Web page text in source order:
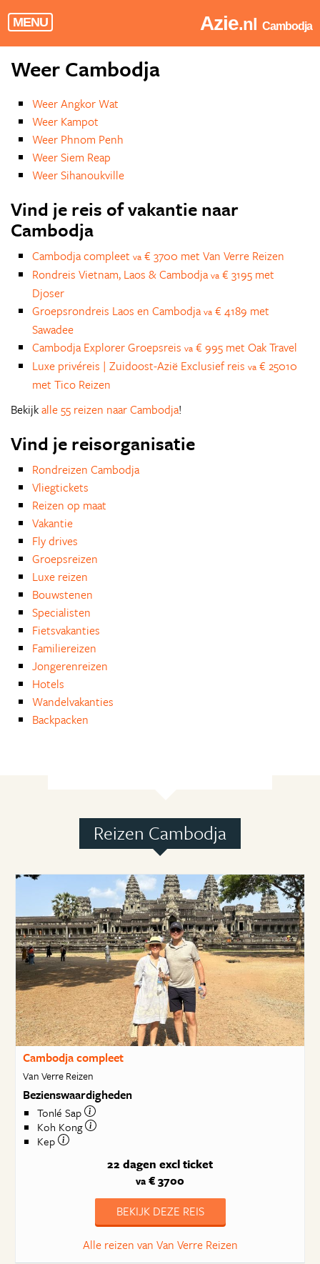
MENU Azie.nl Cambodja
Weer Cambodja
Weer Angkor Wat
Weer Kampot
Weer Phnom Penh
Weer Siem Reap
Weer Sihanoukville
Vind je reis of vakantie naar
Cambodja
Cambodja compleet va € 3700 met Van Verre Reizen
Rondreis Vietnam, Laos & Cambodja va € 3195 met
Djoser
Groepsrondreis Laos en Cambodja va € 4189 met
Sawadee
Cambodja Explorer Groepsreis va € 995 met Oak Travel
Luxe privéreis | Zuidoost-Azië Exclusief reis va € 25010
met Tico Reizen
Bekijkalle 55 reizen naar Cambodja!
Vind je reisorganisatie
Rondreizen Cambodja
Vliegtickets
Reizen op maat
Vakantie
Fly drives
Groepsreizen
Luxe reizen
Bouwstenen
Specialisten
Fietsvakanties
Familiereizen
Jongerenreizen
Hotels
Wandelvakanties
Backpacken
Reizen Cambodja
Cambodja compleet
Van Verre Reizen
Bezienswaardigheden
Tonlé Sap
Koh Kong
Kep
22 dagen excl ticket
va € 3700
BEKIJK DEZE REIS
Alle reizen van Van Verre Reizen